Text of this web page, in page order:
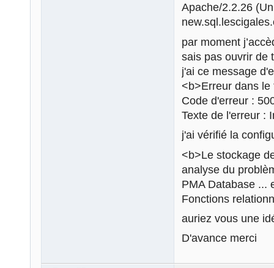
Apache/2.2.26
par moment
sais pas ouvrir de
j'ai ce message
<b>Erreur dans
Code d'erreur :
Texte de l'erreur :
j'ai vérifié la
<b>Le stockage
analyse du
PMA Database ...
Fonctions
auriez vous une
D'avance merci